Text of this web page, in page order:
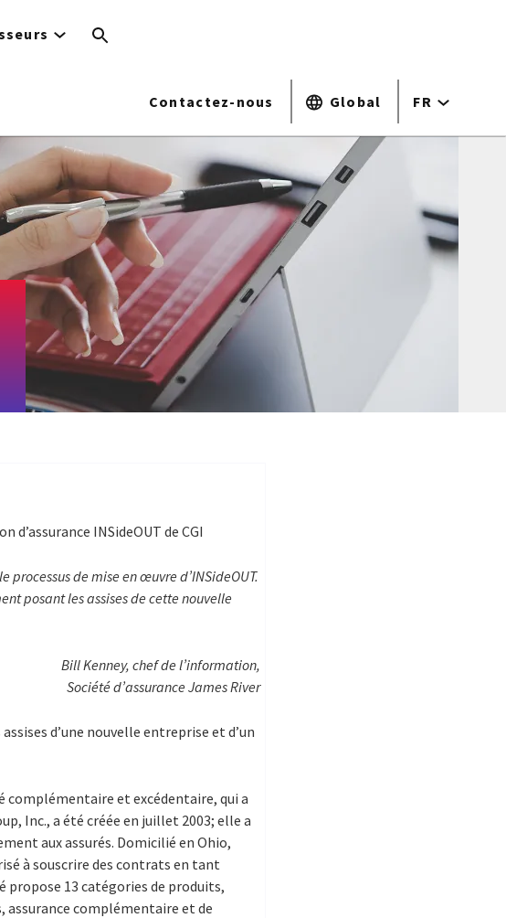
Contactez-nous Global FR
d’assurance INSideOUT de CGI
processus de mise en œuvre d’INSideOUT.
posant les assises de cette nouvelle
Bill Kenney, chef de l’information,
Société d’assurance James River
d’une nouvelle entreprise et d’un
complémentaire et excédentaire, qui a
Inc., a été créée en juillet 2003; elle a
aux assurés. Domicilié en Ohio,
à souscrire des contrats en tant
propose 13 catégories de produits,
assurance complémentaire et de